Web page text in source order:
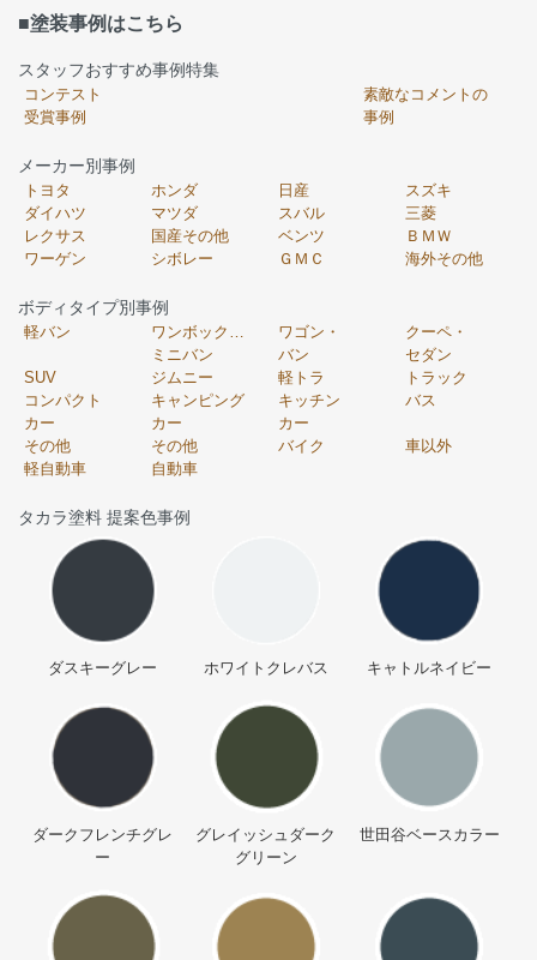
■塗装事例はこちら
スタッフおすすめ事例特集
コンテスト
受賞事例
素敵なコメントの
事例
メーカー別事例
トヨタ ホンダ 日産
スズキ
ダイハツ
マツダ スバル
三菱
レクサス
国産その他 ベンツ
ＢＭＷ
ワーゲン
シボレー ＧＭＣ 海外その他
ボディタイプ別事例
軽バン
ミニバン
ワゴン・
バン
クーペ・
セダン
SUV
ジムニー 軽トラ
トラック
コンパクト
カー
キャンピング
カー
キッチン
カー
バス
その他
軽自動車
その他
自動車
バイク 車以外
タカラ塗料 提案色事例
ダスキーグレー ホワイトクレバス キャトルネイビー
ダークフレンチグレ
ー
グレイッシュダーク
グリーン
世田谷ベースカラー